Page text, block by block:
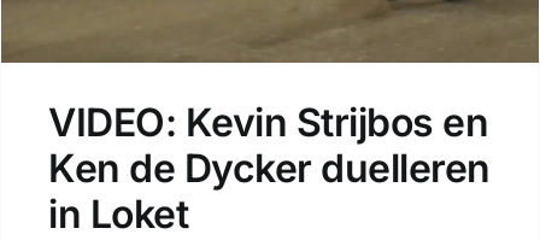
VIDEO: Kevin Strijbos en
Ken de Dycker duelleren
in Loket